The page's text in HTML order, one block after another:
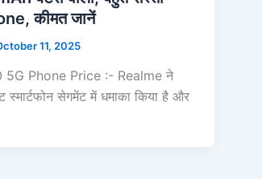
कीमत जानें
11, 2025
5G Phone Price :- Realme ने
स्मार्टफोन सेगमेंट में धमाका किया है और